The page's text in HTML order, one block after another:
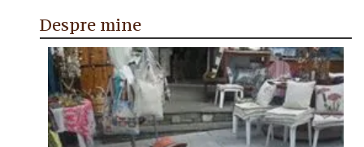
Despre mine